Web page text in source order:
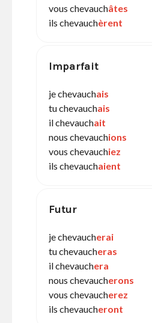
vous chevauchâtes
ils chevauchèrent
Imparfait
je chevauchais
tu chevauchais
il chevauchait
nous chevauchions
vous chevauchiez
ils chevauchaient
Futur
je chevaucherai
tu chevaucheras
il chevauchera
nous chevaucherons
vous chevaucherez
ils chevaucheront